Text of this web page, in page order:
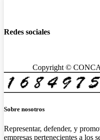
Redes sociales
Copyright ©
Sobre nosotros
Representar, defender, y
empresas pertenecientes a los